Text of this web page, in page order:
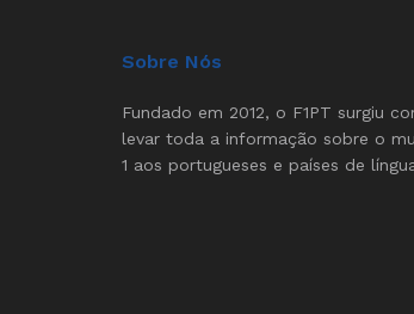
Sobre Nós
Fundado em 2012, o F1PT surgiu
levar toda a informação sobre o
1 aos portugueses e países de